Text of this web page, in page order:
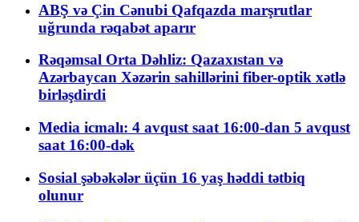
ABŞ və Çin Cənubi Qafqazda marşrutlar
uğrunda rəqabət aparır
Rəqəmsal Orta Dəhliz: Qazaxıstan və
Azərbaycan Xəzərin sahillərini fiber-optik xətlə
birləşdirdi
Media icmalı: 4 avqust saat 16:00-dan 5 avqust
saat 16:00-dək
Sosial şəbəkələr üçün 16 yaş həddi tətbiq
olunur